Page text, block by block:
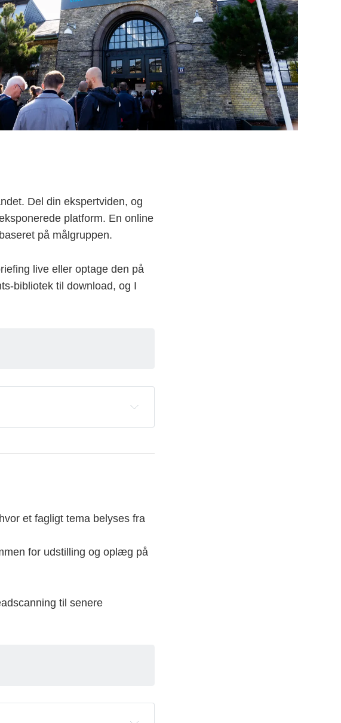
Del din ekspertviden, og
platform. En online
på målgruppen.
live eller optage den på
bibliotek til download, og I
fysiske fænomener
for 18 milliarder kroner.
et fagligt tema belyses fra
for udstilling og oplæg på
til senere